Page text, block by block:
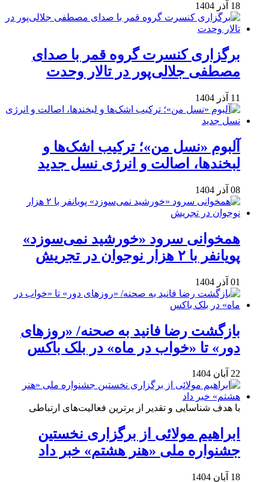
18 آذر 1404
برگزاری کنسرت گروه قمر با صدای
مصطفی جلالی‌پور در تالار وحدت
11 آذر 1404
آلبوم «نسل من»؛ ترکیب اشک‌ها و
لبخندها، اصالت و انرژی نسل جدید
08 آذر 1404
همخوانی سرود «خورشید نمی‌سوزد»
پویانفر با ۲ هزار نوجوان در تجریش
01 آذر 1404
بازگشت رضا فانید به صحنه/ «روزهای
دور» تا «خواب در ماه» در بلک باکس
22 آبان 1404
با هدف شناسایی و تقدیر از برترین فعالیت‌های ارتباطی
ابراهیم مولائی از برگزاری نخستین
جشنواره ملی «هنر هشتم» خبر داد
18 آبان 1404